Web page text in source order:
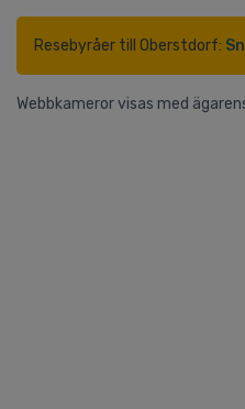
Resebyråer till Oberstdorf:
Webbkameror visas med